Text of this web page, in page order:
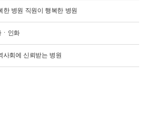
한 병원 직원이 행복한 병원
ㆍ인화
사회에 신뢰받는 병원